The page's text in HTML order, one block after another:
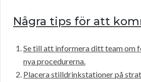
Några tips för att
Se till att informera ditt team om
nya procedurerna.
Placera stilldrinkstationer på